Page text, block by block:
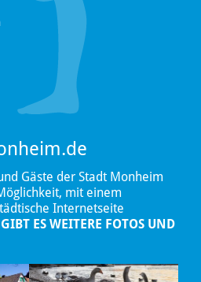
Gäste der Stadt Monheim
mit einem
Internetseite
ES WEITERE FOTOS UND